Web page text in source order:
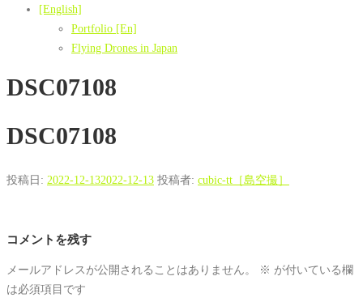
[English]
Portfolio [En]
Flying Drones in Japan
DSC07108
DSC07108
投稿日: 2022-12-132022-12-13 投稿者: cubic-tt［島空撮］
コメントを残す
メールアドレスが公開されることはありません。 ※ が付いている欄
は必須項目です